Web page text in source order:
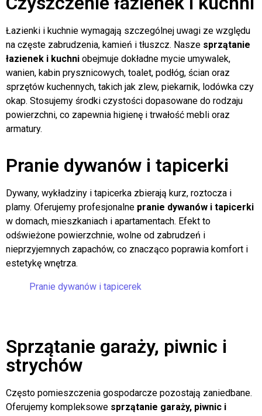
Czyszczenie łazienek i kuchni
Łazienki i kuchnie wymagają szczególnej uwagi ze względu
na częste zabrudzenia, kamień i tłuszcz. Naszesprzątanie
łazienek i kuchniobejmuje dokładne mycie umywalek,
wanien, kabin prysznicowych, toalet, podłóg, ścian oraz
sprzętów kuchennych, takich jak zlew, piekarnik, lodówka czy
okap. Stosujemy środki czystości dopasowane do rodzaju
armatury.
Pranie dywanów i tapicerki
Dywany, wykładziny i tapicerka zbierają kurz, roztocza i
plamy. Oferujemy profesjonalnepranie dywanów i tapicerki
w domach, mieszkaniach i apartamentach. Efekt to
odświeżone powierzchnie, wolne od zabrudzeń i
nieprzyjemnych zapachów, co znacząco poprawia komfort i
estetykę wnętrza.
Sprzątanie garaży, piwnic i
strychów